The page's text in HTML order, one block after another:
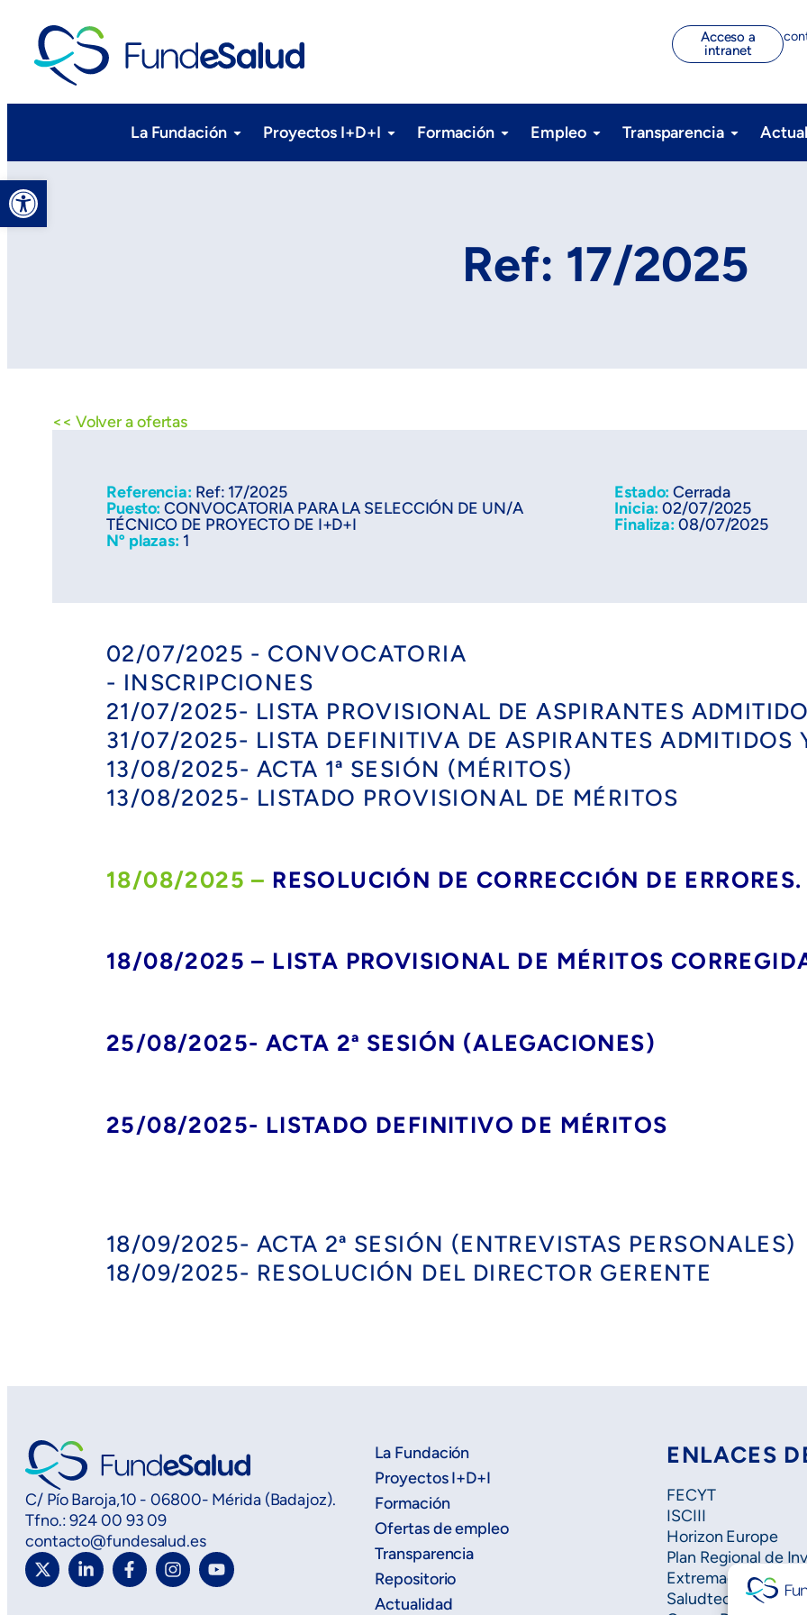
Abrir barra de herramientas
Acceso a
intranet
La Fundación Proyectos I+D+I Formación Empleo Transparencia
Ref: 17/2025
<< Volver a ofertas
Referencia: Ref: 17/2025
Puesto:CONVOCATORIA PARA LA SELECCIÓN DE UN/A
TÉCNICO DE PROYECTO DE I+D+I
Nº plazas: 1
Estado:Cerrada
Inicia:02/07/2025
Finaliza:08/07/2025
02/07/2025 - CONVOCATORIA
- INSCRIPCIONES
21/07/2025- LISTA PROVISIONAL DE ASPIRANTES
31/07/2025- LISTA DEFINITIVA DE ASPIRANTES ADMITIDOS
13/08/2025- ACTA 1ª SESIÓN (MÉRITOS)
13/08/2025- LISTADO PROVISIONAL DE MÉRITOS
18/08/2025 – RESOLUCIÓN DE CORRECCIÓN DE ERRORES.
18/08/2025 – LISTA PROVISIONAL DE MÉRITOS
25/08/2025- ACTA 2ª SESIÓN (ALEGACIONES)
25/08/2025- LISTADO DEFINITIVO DE MÉRITOS
18/09/2025- ACTA 2ª SESIÓN (ENTREVISTAS PERSONALES)
18/09/2025- RESOLUCIÓN DEL DIRECTOR GERENTE
C/ Pío Baroja,10 - 06800- Mérida (Badajoz).
Tfno.: 924 00 93 09
contacto@fundesalud.es
La Fundación
Proyectos I+D+I
Formación
Ofertas de empleo
Transparencia
Repositorio
Actualidad
ENLACES
FECYT
ISCIII
Horizon Europe
Plan Regional de
Extremadura Salud
Saludteca